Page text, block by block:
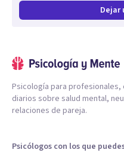
Dejar
Psicología para
diarios sobre salud mental,
relaciones de pareja.
Psicólogos con los que